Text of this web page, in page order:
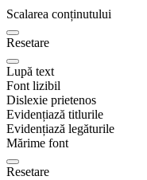
Scalarea conținutului
Resetare
Lupă text
Font lizibil
Dislexie prietenos
Evidențiază titlurile
Evidențiază legăturile
Mărime font
Resetare